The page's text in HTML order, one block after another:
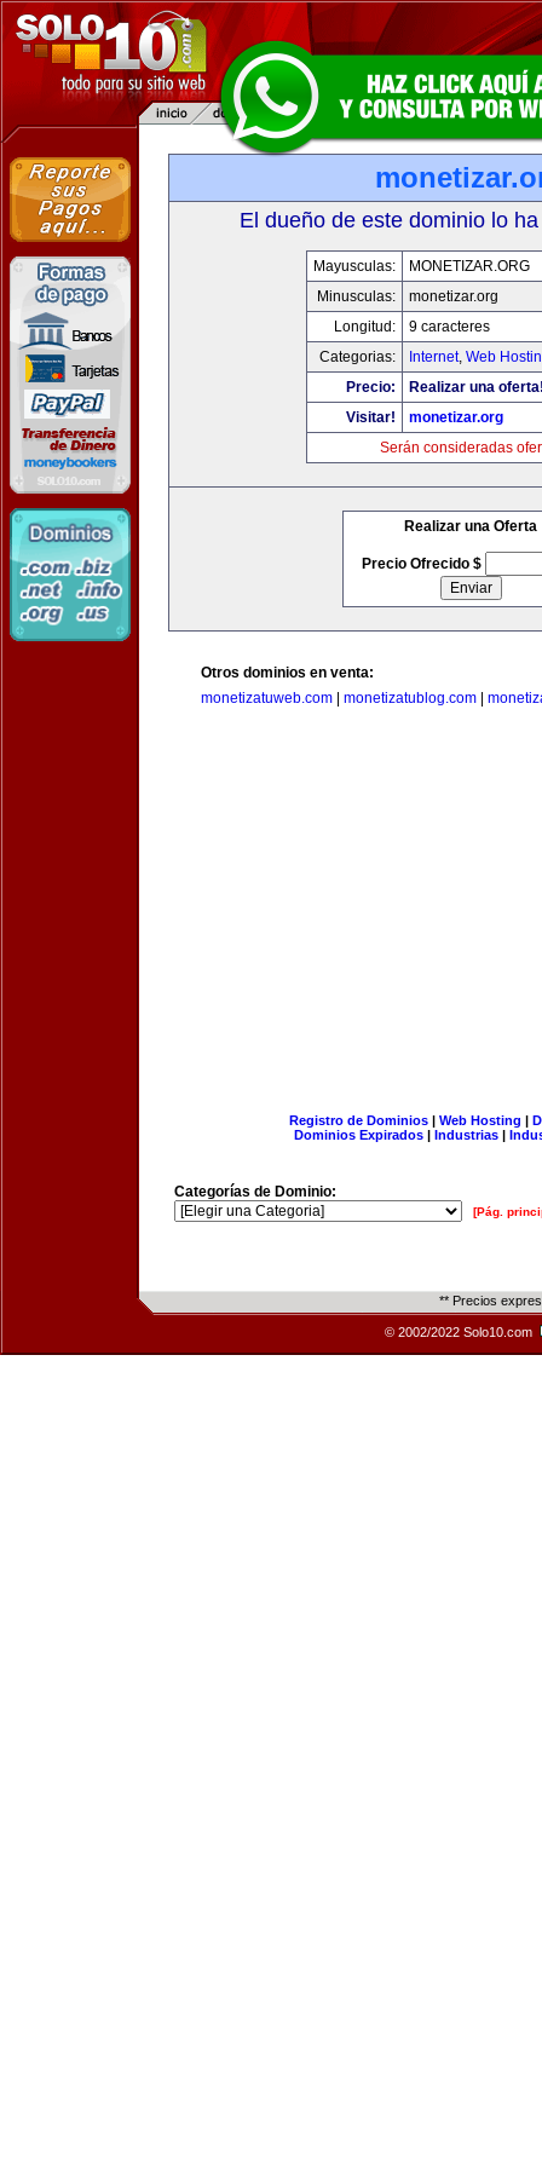
El dueño de este dominio lo
Mayusculas:
MONETIZAR.ORG
Minusculas:
monetizar.org
Longitud:
9 caracteres
Categorias:
Internet, Web
Precio:
Realizar una
Visitar!
monetizar.org
Serán consideradas
Realizar una Oferta
Precio Ofrecido $
Otros dominios en venta:
monetizatuweb.com
monetizatublog.com
Registro de Dominios| Web Hosting |
Dominios Expirados | Industrias |
Categorías de Dominio:
[Pág.
** Precios
© 2002/2022 Solo10.com